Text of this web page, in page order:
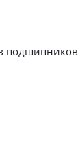
подшипников